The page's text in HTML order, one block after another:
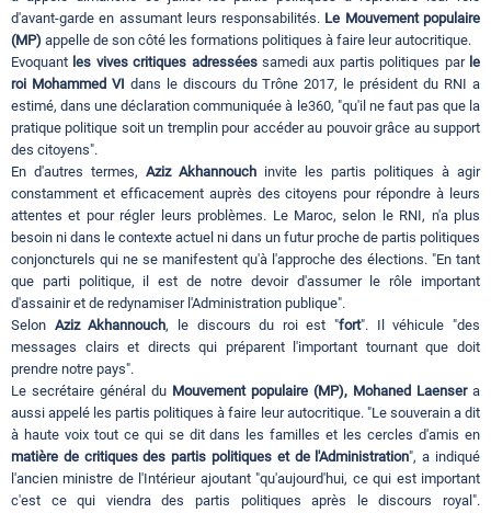
d'avant-garde en assumant leurs responsabilités. Le Mouvement populaire
(MP) appelle de son côté les formations politiques à faire leur autocritique.
Evoquant les vives critiques adresséessamedi aux partis politiques par le
roi Mohammed VI dans le discours du Trône 2017, le président du RNI a
estimé, dans une déclaration communiquée à le360, "qu'il ne faut pas que la
pratique politique soit un tremplin pour accéder au pouvoir grâce au support
des citoyens".
En d'autres termes, Aziz Akhannouch invite les partis politiques à agir
constamment et efficacement auprès des citoyens pour répondre à leurs
attentes et pour régler leurs problèmes. Le Maroc, selon le RNI, n'a plus
besoin ni dans le contexte actuel ni dans un futur proche de partis politiques
conjoncturels qui ne se manifestent qu'à l'approche des élections. "En tant
que parti politique, il est de notre devoir d'assumer le rôle important
d'assainir et de redynamiser l'Administration publique".
Selon Aziz Akhannouch, le discours du roi est "fort". Il véhicule "des
messages clairs et directs qui préparent l'important tournant que doit
prendre notre pays".
Le secrétaire général du Mouvement populaire (MP), Mohaned Laensera
aussi appelé les partis politiques à faire leur autocritique. "Le souverain a dit
à haute voix tout ce qui se dit dans les familles et les cercles d'amis en
matière de critiques des partis politiques et de l'Administration", a indiqué
l'ancien ministre de l'Intérieur ajoutant "qu'aujourd'hui, ce qui est important
c'est ce qui viendra des partis politiques après le discours royal".